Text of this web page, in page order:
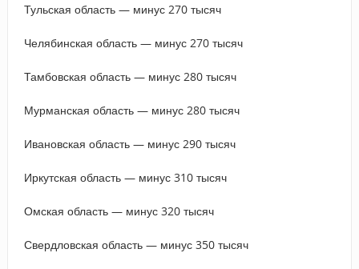
Тульская область — минус 270 тысяч
Челябинская область — минус 270 тысяч
Тамбовская область — минус 280 тысяч
Мурманская область — минус 280 тысяч
Ивановская область — минус 290 тысяч
Иркутская область — минус 310 тысяч
Омская область — минус 320 тысяч
Свердловская область — минус 350 тысяч